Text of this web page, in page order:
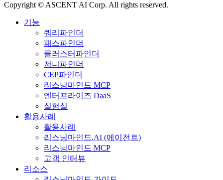
Copyright © ASCENT AI Corp. All rights reserved.
기능
쿼리파인더
패스파인더
클러스터파인더
저니파인더
CEP파인더
리스닝마인드 MCP
엔터프라이즈 DaaS
실험실
활용사례
활용사례
리스닝마인드.AI (에이전트)
리스닝마인드 MCP
고객 인터뷰
리소스